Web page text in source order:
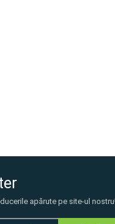
apărute pe site-ul nostru!